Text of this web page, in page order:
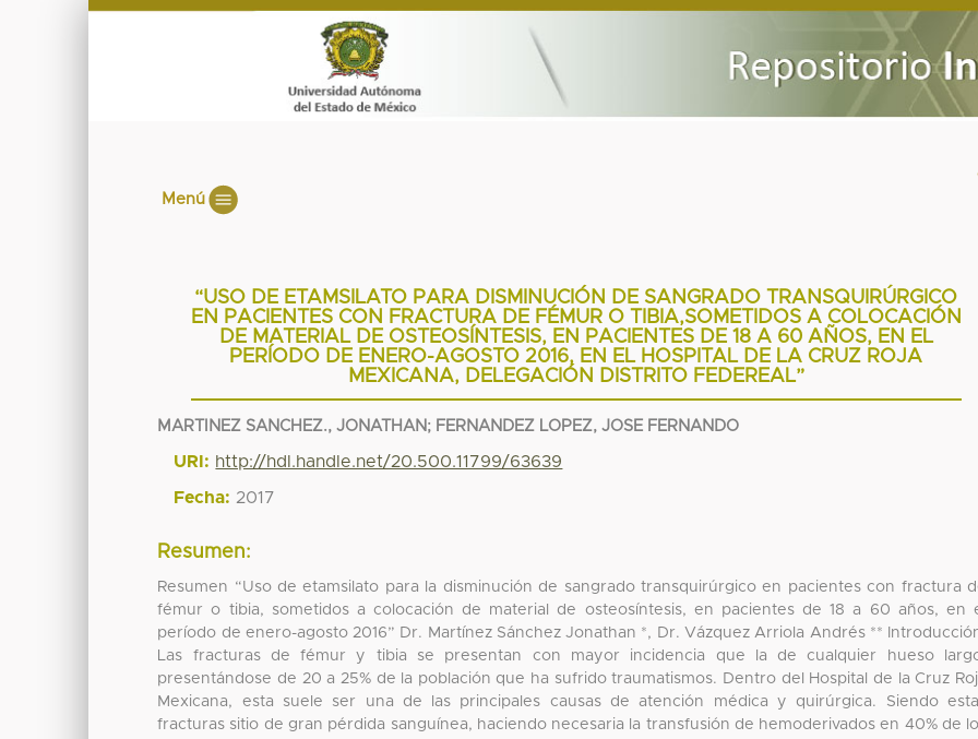
Menú
“USO DE ETAMSILATO PARA DISMINUCIÓN DE SANGRADO TRANSQUIRÚRGICO
EN PACIENTES CON FRACTURA DE FÉMUR O TIBIA,SOMETIDOS A COLOCACIÓN
DE MATERIAL DE OSTEOSÍNTESIS, EN PACIENTES DE 18 A 60 AÑOS, EN EL
PERÍODO DE ENERO-AGOSTO 2016, EN EL HOSPITAL DE LA CRUZ ROJA
MEXICANA, DELEGACIÓN DISTRITO FEDEREAL”
MARTINEZ SANCHEZ., JONATHAN; FERNANDEZ LOPEZ, JOSE FERNANDO
URI: http://hdl.handle.net/20.500.11799/63639
Fecha: 2017
Resumen:
Resumen “Uso de etamsilato para la disminución de sangrado transquirúrgico en pacientes con fractura
fémur o tibia, sometidos a colocación de material de osteosíntesis, en pacientes de 18 a 60 años, en
período de enero-agosto 2016” Dr. Martínez Sánchez Jonathan *, Dr. Vázquez Arriola Andrés **
Las fracturas de fémur y tibia se presentan con mayor incidencia que la de cualquier hueso
presentándose de 20 a 25% de la población que ha sufrido traumatismos. Dentro del Hospital de la Cruz
Mexicana, esta suele ser una de las principales causas de atención médica y quirúrgica. Siendo
fracturas sitio de gran pérdida sanguínea, haciendo necesaria la transfusión de hemoderivados en 40% de